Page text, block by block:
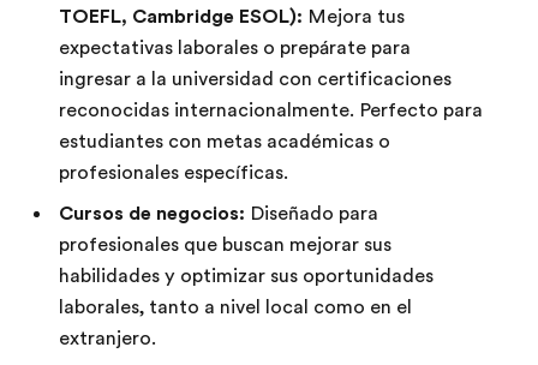
TOEFL, Cambridge ESOL): Mejora tus
expectativas laborales o prepárate para
ingresar a la universidad con certificaciones
reconocidas internacionalmente. Perfecto para
estudiantes con metas académicas o
profesionales específicas.
Cursos de negocios: Diseñado para
profesionales que buscan mejorar sus
habilidades y optimizar sus oportunidades
laborales, tanto a nivel local como en el
extranjero.